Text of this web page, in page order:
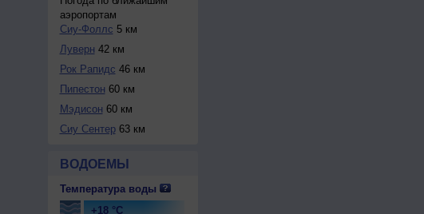
аэропортам
Сиу-Фоллс 5 км
Луверн 42 км
Рок Рапидс 46 км
Пипестон 60 км
Мэдисон 60 км
Сиу Сентер63 км
ВОДОЕМЫ
Температура воды
+18 °C